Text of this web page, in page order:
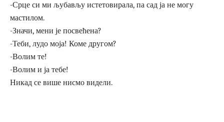
-Срце си ми љубављу истетовирала, па сад ја не могу
мастилом.
-Значи, мени је посвећена?
-Теби, лудо моја! Коме другом?
-Волим те!
-Волим и ја тебе!
Никад се више нисмо видели.